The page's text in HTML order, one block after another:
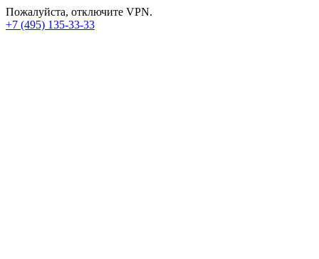
Пожалуйста, отключите VPN.
+7 (495) 135-33-33